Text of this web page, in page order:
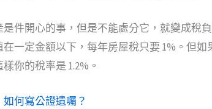
是件開心的事，但是不能處分它，就變成稅
在一定金額以下，每年房屋稅只要 1%。但
你的稅率是 1.2%。
如何寫公證遺囑？